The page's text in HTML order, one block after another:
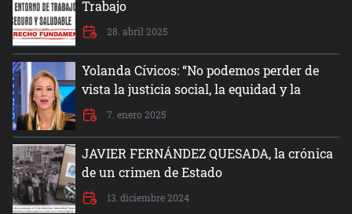
Trabajo
28. abril 2025
Yolanda Cívicos: “No podemos perder de
vista la justicia social, la equidad y la
dignidad del ser humano”
7. enero 2025
JAVIER FERNÁNDEZ QUESADA, la crónica
de un crimen de Estado
13. diciembre 2024